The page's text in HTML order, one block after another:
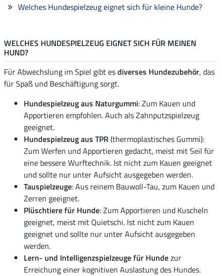
Welches Hundespielzeug eignet sich für kleine Hunde?
WELCHES HUNDESPIELZEUG EIGNET SICH FÜR MEINEN
HUND?
Für Abwechslung im Spiel gibt esdiverses Hundezubehör, das
für Spaß und Beschäftigung sorgt.
Hundespielzeug aus Naturgummi: Zum Kauen und
Apportieren empfohlen. Auch als Zahnputzspielzeug
geeignet.
Hundespielzeug aus TPR(thermoplastisches Gummi):
Zum Werfen und Apportieren gedacht, meist mit Seil für
eine bessere Wurftechnik. Ist nicht zum Kauen geeignet
und sollte nur unter Aufsicht ausgegeben werden.
Tauspielzeuge: Aus reinem Bauwoll-Tau, zum Kauen und
Zerren geeignet.
Plüschtiere für Hunde: Zum Apportieren und Kuscheln
geeignet, meist mit Quietschi. Ist nicht zum Kauen
geeignet und sollte nur unter Aufsicht ausgegeben
werden.
Lern- und Intelligenzspielzeuge für Hundezur
Erreichung einer kognitiven Auslastung des Hundes.